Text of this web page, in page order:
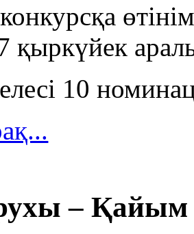
қыркүйек
10
– Қайым